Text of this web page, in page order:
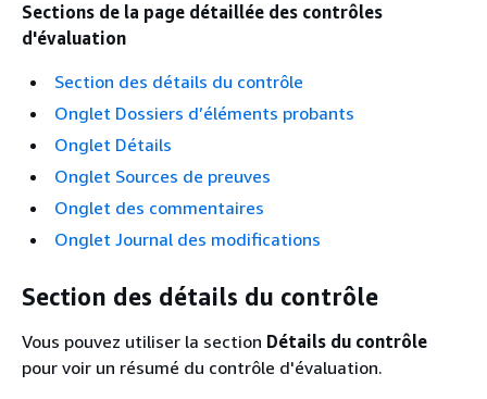
Sections de la page détaillée des contrôles
d'évaluation
Section des détails du contrôle
Onglet Dossiers d’éléments probants
Onglet Détails
Onglet Sources de preuves
Onglet des commentaires
Onglet Journal des modifications
Section des détails du contrôle
Vous pouvez utiliser la section Détails du contrôle
pour voir un résumé du contrôle d'évaluation.